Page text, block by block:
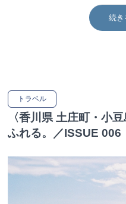
続
トラベル
〈香川県 土庄町・小
ふれる。／ISSUE 006